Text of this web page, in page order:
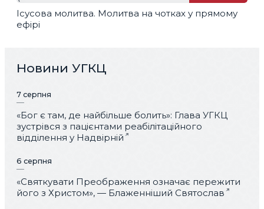
Ісусова молитва. Молитва на чотках у прямому
ефірі
Новини УГКЦ
7 серпня
«Бог є там, де найбільше болить»: Глава УГКЦ
зустрівся з пацієнтами реабілітаційного
відділення у Надвірній
6 серпня
«Святкувати Преображення означає пережити
його з Христом», — Блаженніший Святослав